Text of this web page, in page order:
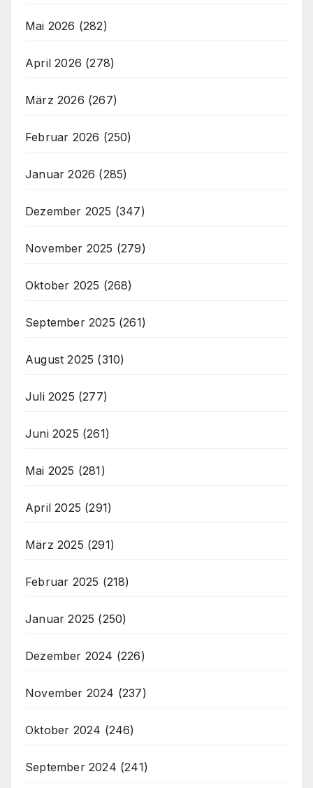
Mai 2026 (282)
April 2026 (278)
März 2026 (267)
Februar 2026 (250)
Januar 2026 (285)
Dezember 2025 (347)
November 2025 (279)
Oktober 2025 (268)
September 2025 (261)
August 2025 (310)
Juli 2025 (277)
Juni 2025 (261)
Mai 2025 (281)
April 2025 (291)
März 2025 (291)
Februar 2025 (218)
Januar 2025 (250)
Dezember 2024 (226)
November 2024 (237)
Oktober 2024 (246)
September 2024 (241)